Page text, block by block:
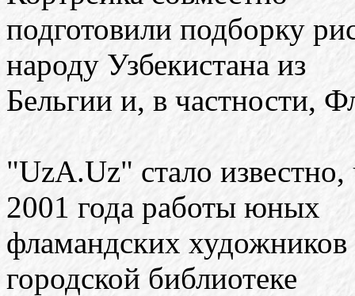
подготовили подборку
народу Узбекистана из
Бельгии и, в частности,
"UzA.Uz" стало
2001 года работы юных
фламандских художников
городской библиотеке